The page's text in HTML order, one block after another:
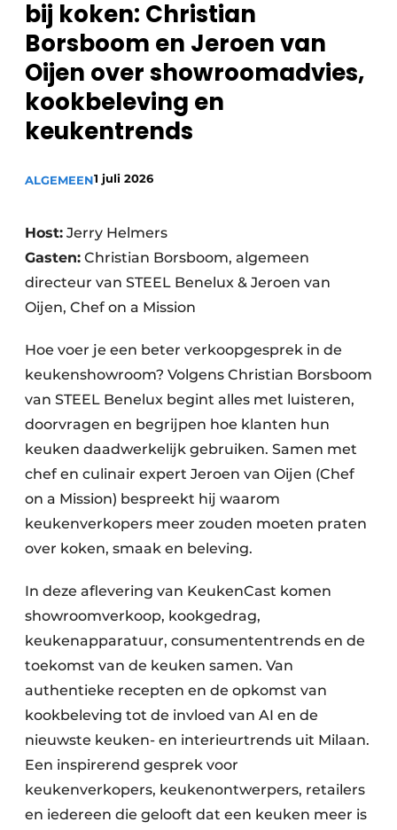
Privacy / Cookie statement
Vacature aanmelden
Vacatures
Video’s
Werkbladen
Meubelbeslag & Kastindeling
bij koken: Christian
Borsboom en Jeroen van
Oijen over showroomadvies,
kookbeleving en
keukentrends
ALGEMEEN1 juli 2026
Host: Jerry Helmers
Gasten: Christian Borsboom, algemeen
directeur van STEEL Benelux & Jeroen van
Oijen, Chef on a Mission
Hoe voer je een beter verkoopgesprek in de
keukenshowroom? Volgens Christian Borsboom
van STEEL Benelux begint alles met luisteren,
doorvragen en begrijpen hoe klanten hun
keuken daadwerkelijk gebruiken. Samen met
chef en culinair expert Jeroen van Oijen (Chef
on a Mission) bespreekt hij waarom
keukenverkopers meer zouden moeten praten
over koken, smaak en beleving.
In deze aflevering van KeukenCast komen
showroomverkoop, kookgedrag,
keukenapparatuur, consumententrends en de
toekomst van de keuken samen. Van
authentieke recepten en de opkomst van
kookbeleving tot de invloed van AI en de
nieuwste keuken- en interieurtrends uit Milaan.
Een inspirerend gesprek voor
keukenverkopers, keukenontwerpers, retailers
en iedereen die gelooft dat een keuken meer is